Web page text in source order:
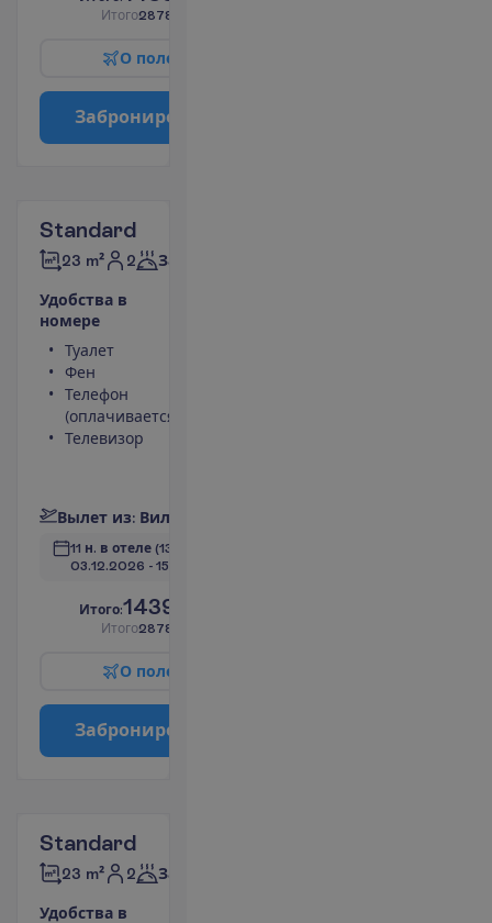
Итого2878.00
О поле
Заброниро
Standard
23 m² 2 Завтраки
Удобства в
номере
Туалет
Фен
Телефон
(оплачивается)
Телевизор
Вылет из: Вил
11 н. в отеле (13 н. всего)
03.12.2026 - 15.12.2026
Итого:1439.00
Итого2878.00
О поле
Заброниро
Standard
23 m² 2 Завтраки
Удобства в